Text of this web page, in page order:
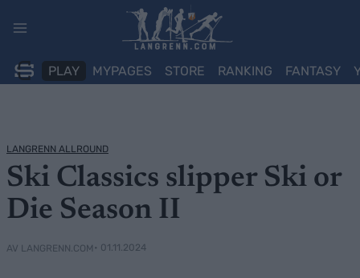
PLAY MYPAGES STORE RANKING FANTASY
LANGRENN ALLROUND
Ski Classics slipper Ski or
Die Season II
AV LANGRENN.COM • 01.11.2024